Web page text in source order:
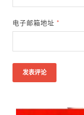
电子邮箱地址 *